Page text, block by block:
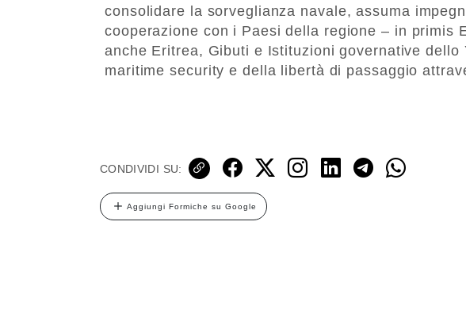
consolidare la sorveglianza navale, assuma
cooperazione con i Paesi della regione – in primis
anche Eritrea, Gibuti e Istituzioni governative dello
maritime security e della libertà di passaggio
CONDIVIDI SU:
Aggiungi Formiche su Google